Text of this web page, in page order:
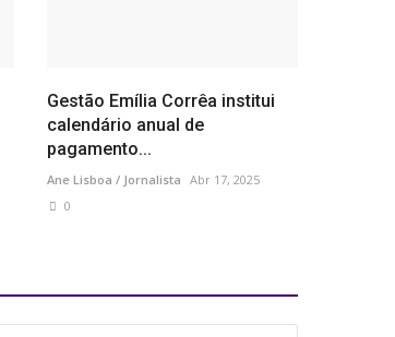
Gestão Emília Corrêa institui
calendário anual de
pagamento...
Ane Lisboa / Jornalista Abr 17, 2025
0